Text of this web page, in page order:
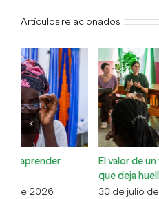
Artículos relacionados
La comunidad cuidando de
13 de julio de 2026